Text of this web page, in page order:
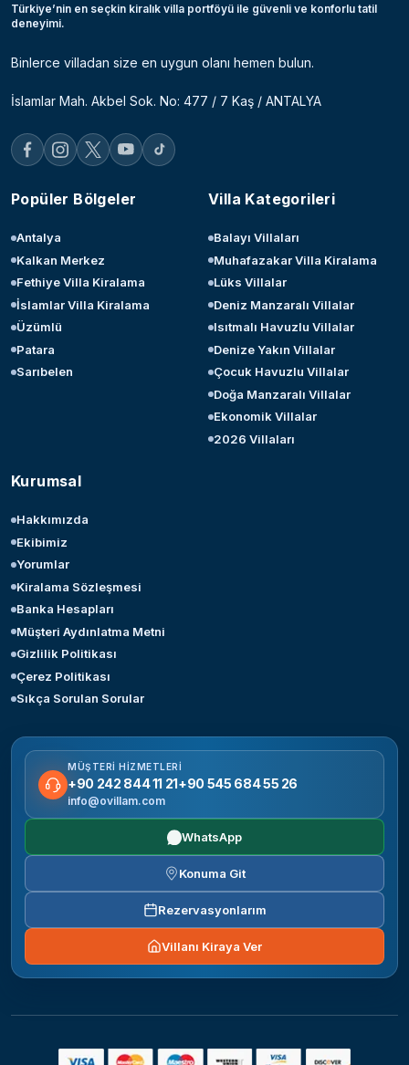
Türkiye’nin en seçkin kiralık villa portföyü ile güvenli ve konforlu tatil
deneyimi.
Binlerce villadan size en uygun olanı hemen bulun.
İslamlar Mah. Akbel Sok. No: 477 / 7 Kaş / ANTALYA
Popüler Bölgeler
Antalya
Kalkan Merkez
Fethiye Villa Kiralama
İslamlar Villa Kiralama
Üzümlü
Patara
Sarıbelen
Villa Kategorileri
Balayı Villaları
Muhafazakar Villa Kiralama
Lüks Villalar
Deniz Manzaralı Villalar
Isıtmalı Havuzlu Villalar
Denize Yakın Villalar
Çocuk Havuzlu Villalar
Doğa Manzaralı Villalar
Ekonomik Villalar
2026 Villaları
Kurumsal
Hakkımızda
Ekibimiz
Yorumlar
Kiralama Sözleşmesi
Banka Hesapları
Müşteri Aydınlatma Metni
Gizlilik Politikası
Çerez Politikası
Sıkça Sorulan Sorular
MÜŞTERI HIZMETLERI
+90 242 844 11 21+90 545 684 55 26
info@ovillam.com
WhatsApp
Konuma Git
Rezervasyonlarım
Villanı Kiraya Ver